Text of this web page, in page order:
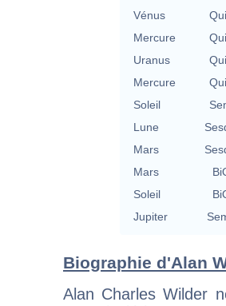
Vénus
Mercure
Uranus
Mercure
Soleil
Lune
Mars
Mars
Soleil
Jupiter
Biographie d'Alan
Alan Charles Wilder